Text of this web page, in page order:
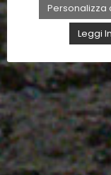
Personalizza
Leggi